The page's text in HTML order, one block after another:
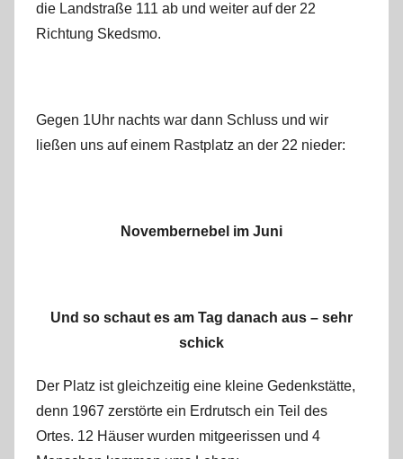
die Landstraße 111 ab und weiter auf der 22
Richtung Skedsmo.
Gegen 1Uhr nachts war dann Schluss und wir
ließen uns auf einem Rastplatz an der 22 nieder:
Novembernebel im Juni
Und so schaut es am Tag danach aus – sehr
schick
Der Platz ist gleichzeitig eine kleine Gedenkstätte,
denn 1967 zerstörte ein Erdrutsch ein Teil des
Ortes. 12 Häuser wurden mitgeerissen und 4